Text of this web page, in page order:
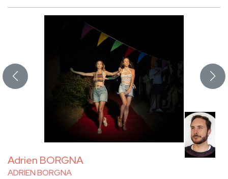
Adrien BORGNA
ADRIEN BORGNA